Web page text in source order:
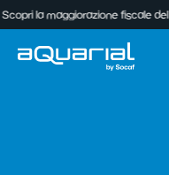
maggiorazione fiscale del +180%